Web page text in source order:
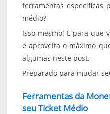
ferramentas específicas
médio?
Isso mesmo! E para que
e aproveita o máximo
algumas neste post.
Preparado para mudar
Ferramentas da
seu Ticket Médio